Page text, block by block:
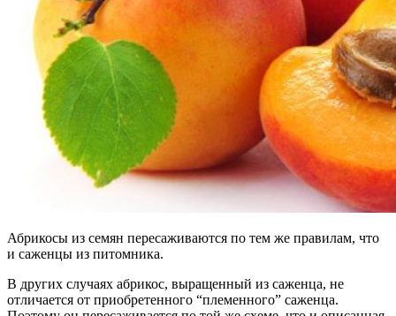
Абрикосы из семян пересаживаются по тем же правилам, что
и саженцы из питомника.
В других случаях абрикос, выращенный из саженца, не
отличается от приобретенного “племенного” саженца.